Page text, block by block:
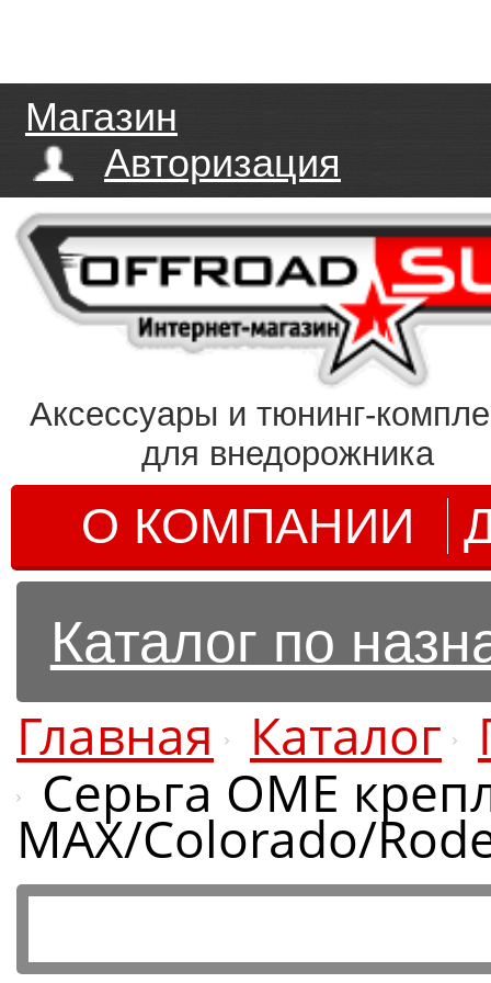
Магазин
Авторизация
Аксессуары и тюнинг-
для внедорожника
О КОМПАНИИ
Каталог по
Главная Каталог
Серьга OME
MAX/Colorado/